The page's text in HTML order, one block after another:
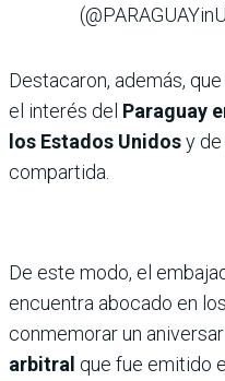
Destacaron, además,
el interés del Paraguay
los Estados Unidosy
compartida.
De este modo, el
encuentra abocado en
conmemorar un
arbitral que fue emitido